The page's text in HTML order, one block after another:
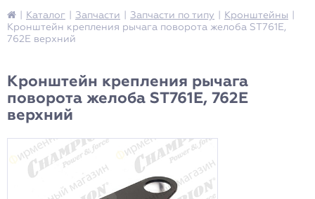
Каталог Запчасти Запчасти по типу Кронштейны
Кронштейн крепления рычага поворота желоба ST761E,
762E верхний
Кронштейн крепления рычага
поворота желоба ST761E, 762E
верхний